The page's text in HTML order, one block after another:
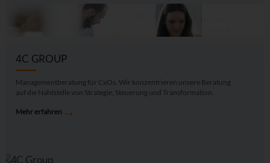
4C GROUP
Managementberatung für CxOs. Wir konzentrieren unsere Beratung
auf die Nahtstelle von Strategie, Steuerung und Transformation.
Mehr erfahren →